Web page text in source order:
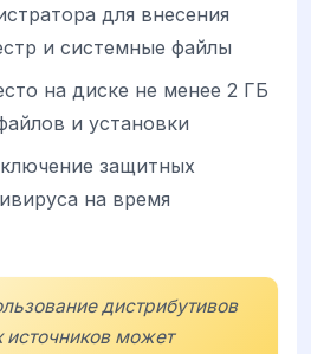
для внесения
и системные файлы
на диске не менее 2 ГБ
и установки
защитных
на время
дистрибутивов
источников может